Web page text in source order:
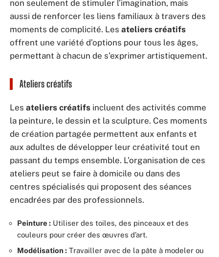
non seulement de stimuler l’imagination, mais
aussi de renforcer les liens familiaux à travers des
moments de complicité. Les ateliers créatifs
offrent une variété d’options pour tous les âges,
permettant à chacun de s’exprimer artistiquement.
Ateliers créatifs
Les ateliers créatifs incluent des activités comme
la peinture, le dessin et la sculpture. Ces moments
de création partagée permettent aux enfants et
aux adultes de développer leur créativité tout en
passant du temps ensemble. L’organisation de ces
ateliers peut se faire à domicile ou dans des
centres spécialisés qui proposent des séances
encadrées par des professionnels.
Peinture : Utiliser des toiles, des pinceaux et des
couleurs pour créer des œuvres d’art.
Modélisation : Travailler avec de la pâte à modeler ou